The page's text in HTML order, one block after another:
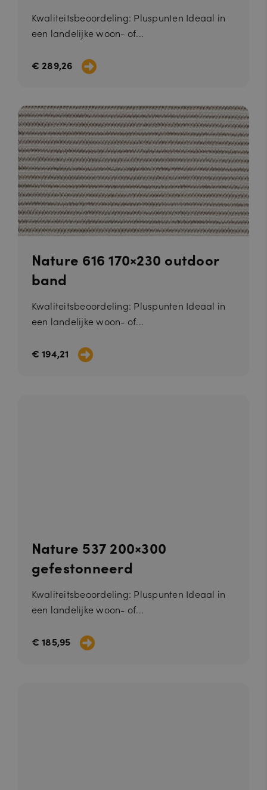
Kwaliteitsbeoordeling: Pluspunten Ideaal in
een landelijke woon- of...
€ 289,26
Nature 616 170×230 outdoor
band
Kwaliteitsbeoordeling: Pluspunten Ideaal in
een landelijke woon- of...
€ 194,21
Nature 537 200×300
gefestonneerd
Kwaliteitsbeoordeling: Pluspunten Ideaal in
een landelijke woon- of...
€ 185,95